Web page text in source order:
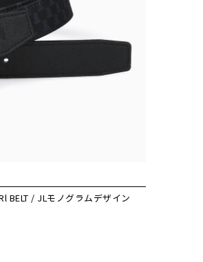
BELT / JLモノグラムデザイン